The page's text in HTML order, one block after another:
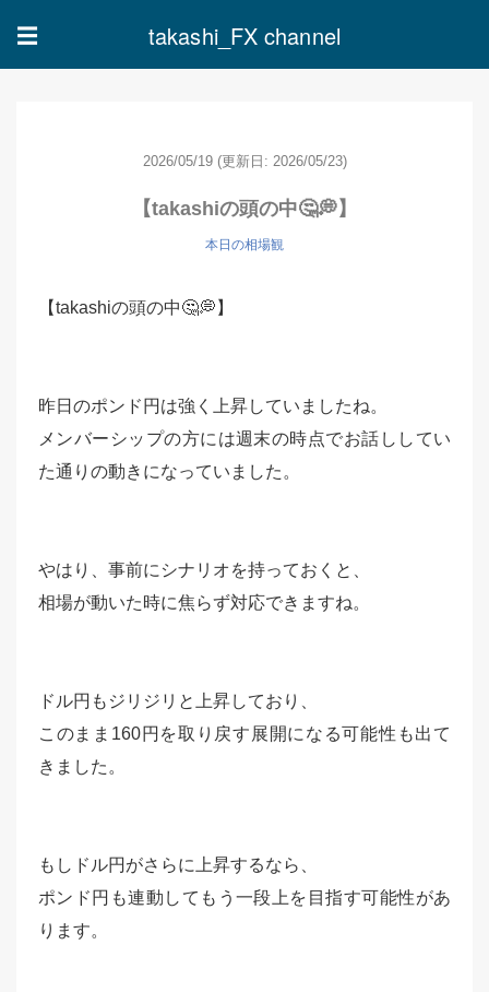
☰ takashi_FX channel
2026/05/19 (更新日: 2026/05/23)
【takashiの頭の中🤔💭】
本日の相場観
【takashiの頭の中🤔💭】
昨日のポンド円は強く上昇していましたね。
メンバーシップの方には週末の時点でお話ししてい
た通りの動きになっていました。
やはり、事前にシナリオを持っておくと、
相場が動いた時に焦らず対応できますね。
ドル円もジリジリと上昇しており、
このまま160円を取り戻す展開になる可能性も出て
きました。
もしドル円がさらに上昇するなら、
ポンド円も連動してもう一段上を目指す可能性があ
ります。